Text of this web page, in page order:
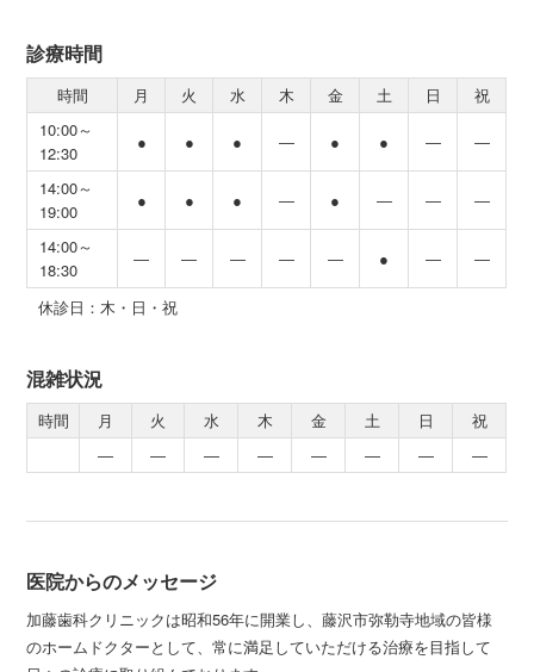
診療時間
時間 月 火 水 木 金 土 日
祝
10:00～
12:30
● ● ● ― ● ● ― ―
14:00～
19:00
● ● ● ― ● ― ― ―
14:00～
18:30
― ― ― ― ― ● ― ―
休診日：木・日・祝
混雑状況
時間 月 火 水 木 金 土 日
祝
―
― ― ― ― ― ― ―
医院からのメッセージ
加藤歯科クリニックは昭和56年に開業し、藤沢市弥勒寺地域の皆様
のホームドクターとして、常に満足していただける治療を目指して